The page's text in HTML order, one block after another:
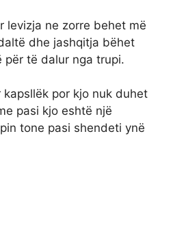
levizja ne zorre behet më
dhe jashqitja bëhet
për të dalur nga trupi.
por kjo nuk duhet
pasi kjo eshtë një
tone pasi shendeti ynë